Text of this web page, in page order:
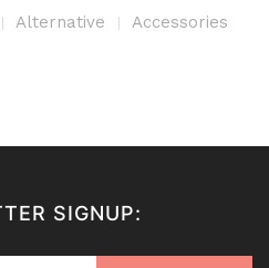
Alternative Accessories
SIGNUP: